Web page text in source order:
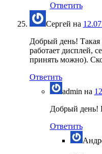
Ответить
Сергей на
Добрый день! Такая
работает дисплей,
принять можно).
Ответить
admin на
Добрый день!
Ответить